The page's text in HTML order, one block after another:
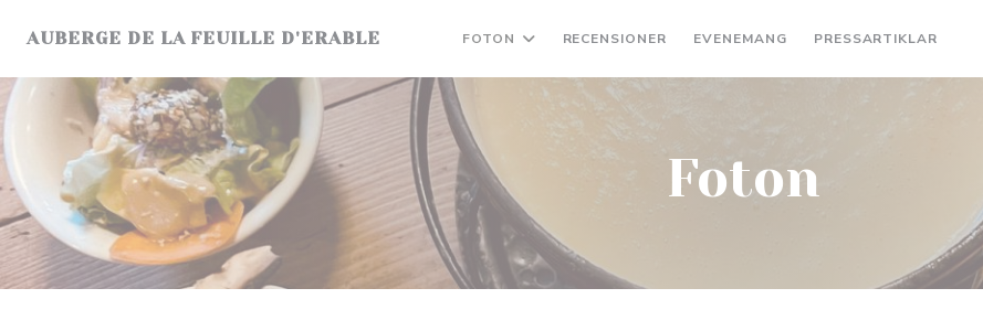
AUBERGE DE LA FEUILLE D'ERABLE FOTON RECENSIONER EVENEMANG PRESSARTIKLAR
Foton